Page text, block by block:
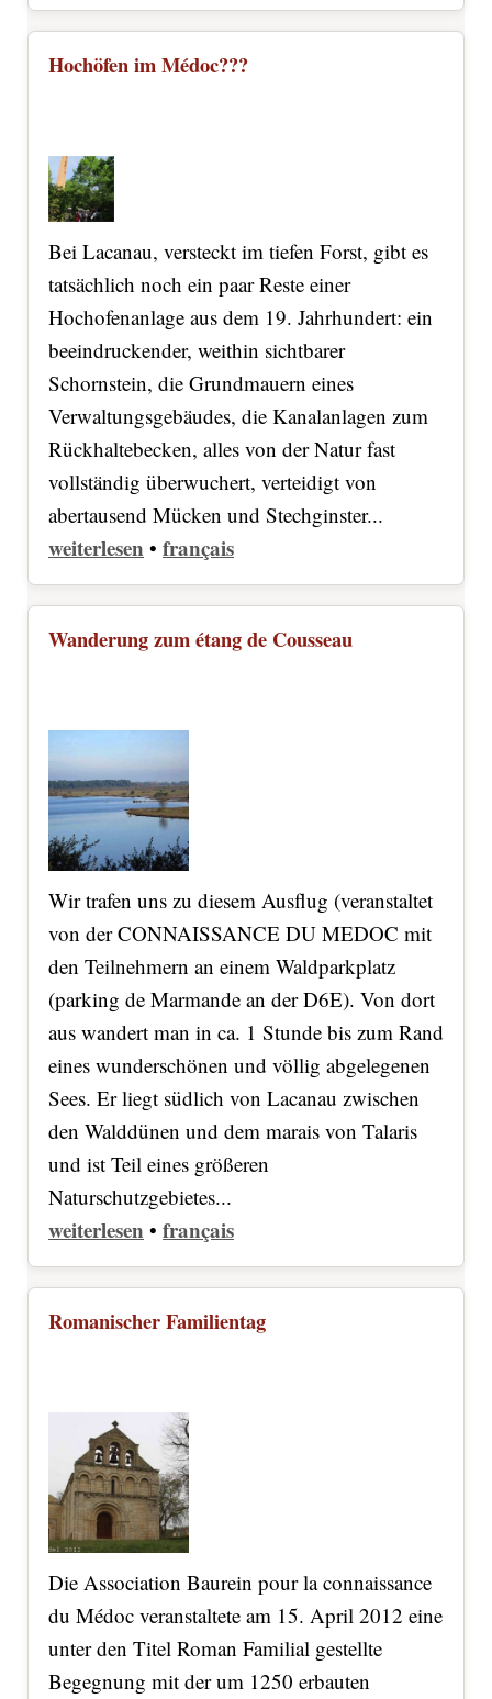
Hochöfen im Médoc???
Bei Lacanau, versteckt im tiefen Forst, gibt es
tatsächlich noch ein paar Reste einer
Hochofenanlage aus dem 19. Jahrhundert: ein
beeindruckender, weithin sichtbarer
Schornstein, die Grundmauern eines
Verwaltungsgebäudes, die Kanalanlagen zum
Rückhaltebecken, alles von der Natur fast
vollständig überwuchert, verteidigt von
abertausend Mücken und Stechginster...
weiterlesen • français
Wanderung zum étang de Cousseau
Wir trafen uns zu diesem Ausflug (veranstaltet
von der CONNAISSANCE DU MEDOC mit
den Teilnehmern an einem Waldparkplatz
(parking de Marmande an der D6E). Von dort
aus wandert man in ca. 1 Stunde bis zum Rand
eines wunderschönen und völlig abgelegenen
Sees. Er liegt südlich von Lacanau zwischen
den Walddünen und dem marais von Talaris
und ist Teil eines größeren
Naturschutzgebietes...
weiterlesen • français
Romanischer Familientag
Die Association Baurein pour la connaissance
du Médoc veranstaltete am 15. April 2012 eine
unter den Titel Roman Familial gestellte
Begegnung mit der um 1250 erbauten